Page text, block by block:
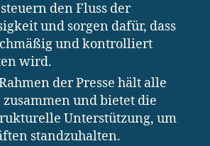
den Fluss der
und sorgen dafür, dass
und kontrolliert
wird.
der Presse hält alle
und bietet die
Unterstützung, um
standzuhalten.